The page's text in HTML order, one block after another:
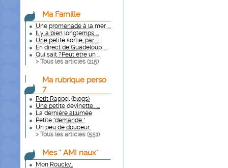
Ma Famille
Une promenade à la mer ...
Il y a bien longtemps ...
Une petite sortie, par ...
En direct de Guadeloup ...
Qui sait ?Peut être un ...
> Tous les articles (115)
Ma rubrique perso
7
Petit Rappel (blogs)
Une petite devinette.. ...
La dernière allumée
Petite "demande "
Un peu de douceur..
> Tous les articles (551)
Mes " AMI naux"
Mon Roucky..